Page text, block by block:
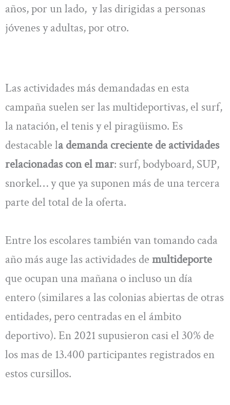
años, por un lado, y las dirigidas a personas
jóvenes y adultas, por otro.
Las actividades más demandadas en esta
campaña suelen ser las multideportivas, el surf,
la natación, el tenis y el piragüismo. Es
destacable la demanda creciente de actividades
relacionadas con el mar: surf, bodyboard, SUP,
snorkel… y que ya suponen más de una tercera
parte del total de la oferta.
Entre los escolares también van tomando cada
año más auge las actividades de multideporte
que ocupan una mañana o incluso un día
entero (similares a las colonias abiertas de otras
entidades, pero centradas en el ámbito
deportivo). En 2021 supusieron casi el 30% de
los mas de 13.400 participantes registrados en
estos cursillos.